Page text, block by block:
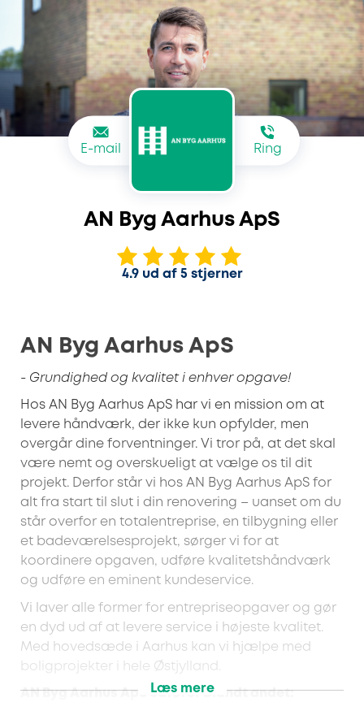
E-mail Ring
AN Byg Aarhus ApS
4.9 ud af 5 stjerner
AN Byg Aarhus ApS
- Grundighed og kvalitet i enhver opgave!
Hos AN Byg Aarhus ApS har vi en mission om at
levere håndværk, der ikke kun opfylder, men
overgår dine forventninger. Vi tror på, at det skal
være nemt og overskueligt at vælge os til dit
projekt. Derfor står vi hos AN Byg Aarhus ApS for
alt fra start til slut i din renovering – uanset om du
står overfor en totalentreprise, en tilbygning eller
et badeværelsesprojekt, sørger vi for at
koordinere opgaven, udføre kvalitetshåndværk
og udføre en eminent kundeservice.
Vi laver alle former for entrepriseopgaver og gør
en dyd ud af at levere service i højeste kvalitet.
Med hovedsæde i Aarhus kan vi hjælpe med
boligprojekter i hele Østjylland.
AN Byg Aarhus ApS udfører blandt andet:
Læs mere